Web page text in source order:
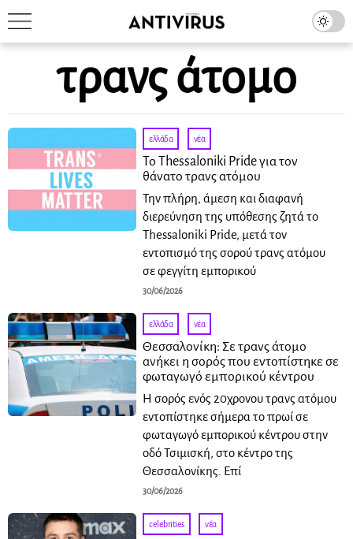
τρανς άτομο
ελλάδα · νέα
Το Thessaloniki Pride για τον
θάνατο τρανς ατόμου
Την πλήρη, άμεση και διαφανή
διερεύνηση της υπόθεσης ζητά το
Thessaloniki Pride, μετά τον
εντοπισμό της σορού τρανς ατόμου
σε φεγγίτη εμπορικού
30/06/2026
ελλάδα · νέα
Θεσσαλονίκη: Σε τρανς άτομο
ανήκει η σορός που εντοπίστηκε σε
φωταγωγό εμπορικού κέντρου
Η σορός ενός 20χρονου τρανς ατόμου
εντοπίστηκε σήμερα το πρωί σε
φωταγωγό εμπορικού κέντρου στην
οδό Τσιμισκή, στο κέντρο της
Θεσσαλονίκης. Επί
30/06/2026
celebrities · νέα